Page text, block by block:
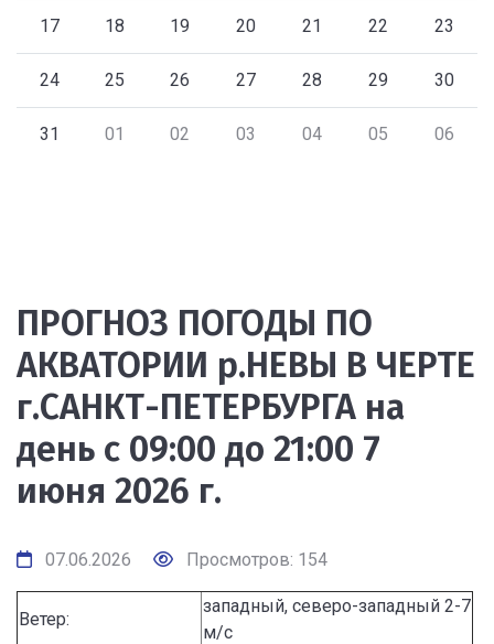
17 18 19 20 21 22 23
24 25 26 27 28 29 30
31 01 02 03 04 05 06
ПРОГНОЗ ПОГОДЫ ПО
АКВАТОРИИ р.НЕВЫ В ЧЕРТЕ
г.САНКТ-ПЕТЕРБУРГА на
день с 09:00 до 21:00 7
июня 2026 г.
07.06.2026 Просмотров: 154
Ветер:
западный, северо-западный 2-7
м/с